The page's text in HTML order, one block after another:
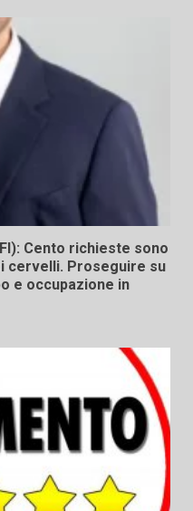
Cento richieste sono
cervelli. Proseguire su
e occupazione in